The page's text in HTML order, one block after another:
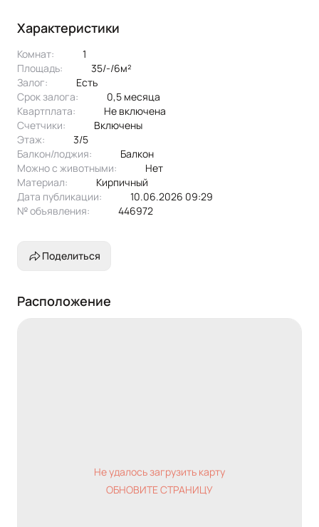
Жильцам предоставляется из мебели: кухонный гарнитур,
диван раскладной, шкаф. Из техники: холодильник, плита,
духовка, стиральная машина.
Эксклюзивное предложение!
Характеристики
Комнат:
1
Площадь:
35/-/6м²
Залог:
есть
Срок залога:
0,5 месяца
Квартплата:
не включена
Счетчики:
включены
Этаж:
3/5
Балкон/лоджия:
балкон
Можно с животными:
нет
Материал:
кирпичный
Дата публикации:
10.06.2026 09:29
№ объявления:
446972
Поделиться
Расположение
Не удалось загрузить карту
ОБНОВИТЕ СТРАНИЦУ